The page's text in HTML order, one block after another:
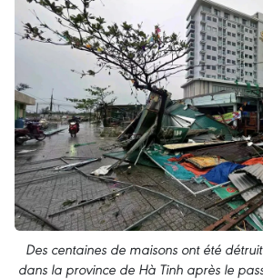
Des centaines de maisons ont été
dans la province de Hà Tinh après le